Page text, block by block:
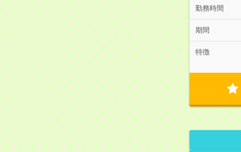
勤務時間
期間
特徴